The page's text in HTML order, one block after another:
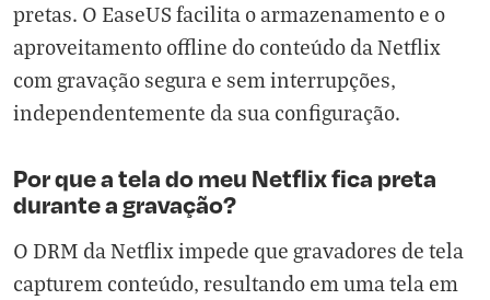
pretas. O EaseUS facilita o armazenamento e o
aproveitamento offline do conteúdo da Netflix
com gravação segura e sem interrupções,
independentemente da sua configuração.
Por que a tela do meu Netflix fica preta
durante a gravação?
O DRM da Netflix impede que gravadores de tela
capturem conteúdo, resultando em uma tela em